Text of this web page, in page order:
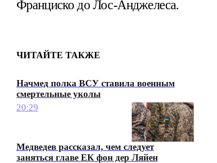
Франциско до Лос-Анджелеса.
ЧИТАЙТЕ ТАКЖЕ
Начмед полка ВСУ ставила военным
смертельные уколы
20:29
Медведев рассказал, чем следует
заняться главе ЕК фон дер Ляйен